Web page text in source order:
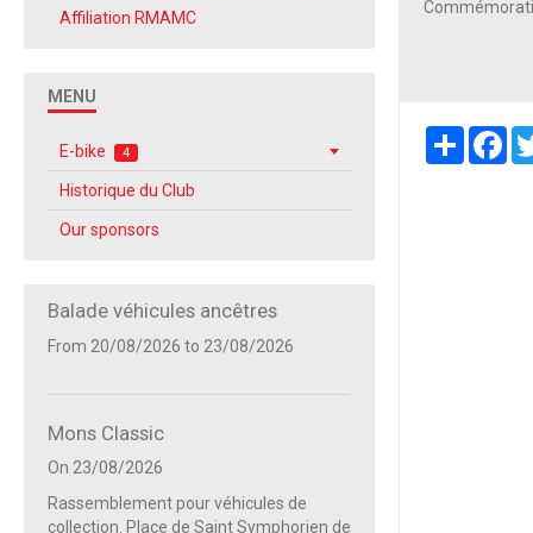
Partager
Affiliation RMAMC
MENU
E-bike 4
Historique du Club
Our sponsors
Balade véhicules ancêtres
From 20/08/2026 to 23/08/2026
Mons Classic
On 23/08/2026
Rassemblement pour véhicules de
collection. Place de Saint Symphorien de